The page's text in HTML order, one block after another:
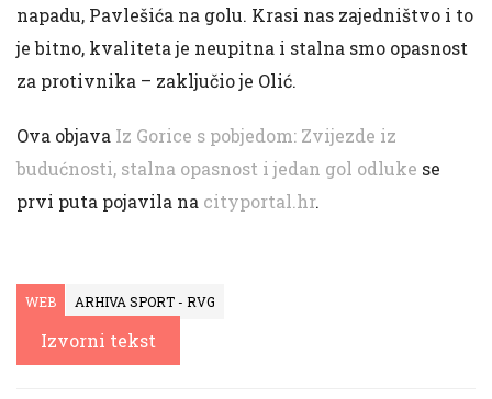
napadu, Pavlešića na golu. Krasi nas zajedništvo i to
je bitno, kvaliteta je neupitna i stalna smo opasnost
za protivnika – zaključio je Olić.
Ova objava Iz Gorice s pobjedom: Zvijezde iz
budućnosti, stalna opasnost i jedan gol odluke se
prvi puta pojavila na cityportal.hr.
WEB ARHIVA SPORT - RVG
Izvorni tekst